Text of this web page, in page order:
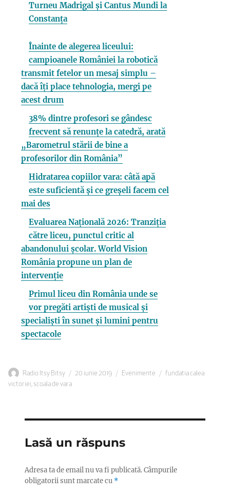
Turneu Madrigal și Cantus Mundi la
Constanța
Înainte de alegerea liceului:
campioanele României la robotică
transmit fetelor un mesaj simplu –
dacă îți place tehnologia, mergi pe
acest drum
38% dintre profesori se gândesc
frecvent să renunțe la catedră, arată
„Barometrul stării de bine a
profesorilor din România”
Hidratarea copiilor vara: câtă apă
este suficientă și ce greșeli facem cel
mai des
Evaluarea Națională 2026: Tranziția
către liceu, punctul critic al
abandonului școlar. World Vision
România propune un plan de
intervenție
Primul liceu din România unde se
vor pregăti artiști de musical și
specialiști în sunet și lumini pentru
spectacole
Autor
Radio Itsy Bitsy
Publicat
20 iunie 2019 Categorii
Evenimente Etichete
fundatia calea
victoriei, scoala de vara
Lasă un răspuns
Adresa ta de email nu va fi publicată.Câmpurile
obligatorii sunt marcate cu *